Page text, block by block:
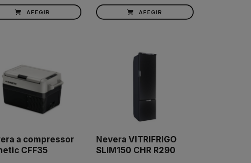
AFEGIR AFEGIR
a compressor
CFF35
Nevera VITRIFRIGO
SLIM150 CHR R290